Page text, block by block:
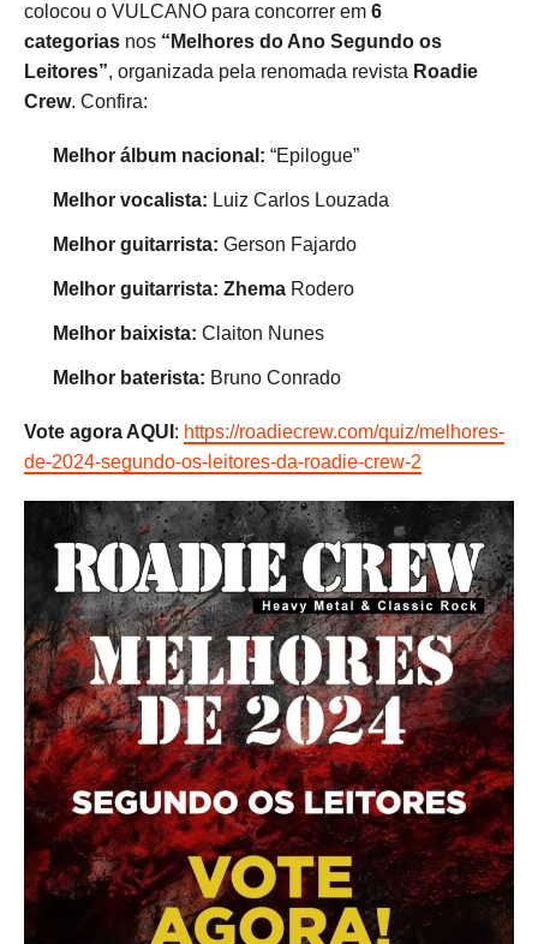
colocou o VULCANO para concorrer em 6
categorias nos “Melhores do Ano Segundo os
Leitores”, organizada pela renomada revista Roadie
Crew. Confira:
Melhor álbum nacional: “Epilogue”
Melhor vocalista: Luiz Carlos Louzada
Melhor guitarrista: Gerson Fajardo
Melhor guitarrista: Zhema Rodero
Melhor baixista: Claiton Nunes
Melhor baterista: Bruno Conrado
Vote agora AQUI : https://roadiecrew.com/quiz/melhores-
de-2024-segundo-os-leitores-da-roadie-crew-2